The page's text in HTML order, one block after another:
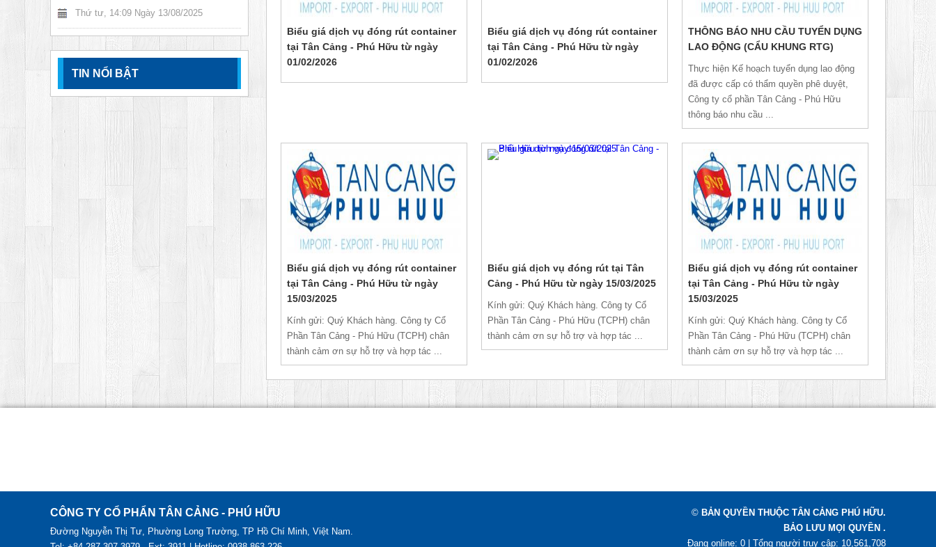
Thứ tư, 14:09 Ngày 13/08/2025
TIN NỔI BẬT
Biểu giá dịch vụ đóng rút container
tại Tân Cảng - Phú Hữu từ ngày
01/02/2026
Biểu giá dịch vụ đóng rút container
tại Tân Cảng - Phú Hữu từ ngày
01/02/2026
THÔNG BÁO NHU CẦU TUYỂN DỤNG
LAO ĐỘNG (CẨU KHUNG RTG)
Thực hiện Kế hoạch tuyển dụng lao động
đã được cấp có thẩm quyền phê duyệt,
Công ty cổ phần Tân Cảng - Phú Hữu
thông báo nhu cầu ...
Biểu giá dịch vụ đóng rút container
tại Tân Cảng - Phú Hữu từ ngày
15/03/2025
Kính gửi: Quý Khách hàng. Công ty Cổ
Phần Tân Cảng - Phú Hữu (TCPH) chân
thành cảm ơn sự hỗ trợ và hợp tác ...
Biểu giá dịch vụ đóng rút tại Tân
Cảng - Phú Hữu từ ngày 15/03/2025
Kính gửi: Quý Khách hàng. Công ty Cổ
Phần Tân Cảng - Phú Hữu (TCPH) chân
thành cảm ơn sự hỗ trợ và hợp tác ...
Biểu giá dịch vụ đóng rút container
tại Tân Cảng - Phú Hữu từ ngày
15/03/2025
Kính gửi: Quý Khách hàng. Công ty Cổ
Phần Tân Cảng - Phú Hữu (TCPH) chân
thành cảm ơn sự hỗ trợ và hợp tác ...
CÔNG TY CỔ PHẨN TÂN CẢNG - PHÚ HỮU
Đường Nguyễn Thị Tư, Phường Long Trường, TP Hồ Chí Minh, Việt Nam.
© BẢN QUYỀN THUỘC TÂN CẢNG PHÚ HỮU.
BẢO LƯU MỌI QUYỀN .
Đang online: 0 | Tổng người truy cập: 10,561,708